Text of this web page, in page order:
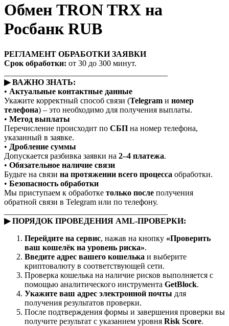
Обмен TRON TRX на
Росбанк RUB
РЕГЛАМЕНТ ОБРАБОТКИ ЗАЯВКИ
Срок обработки: от 30 до 300 минут.
▶ ВАЖНО ЗНАТЬ:
• Актуальные контактные данные
Укажите корректный способ связи (Telegram и номер
телефона) – это необходимо для получения выплаты.
• Метод выплаты
Перечисление происходит по СБП на номер телефона,
указанный в заявке.
• Дробление суммы
Допускается разбивка заявки на 2–4 платежа.
• Обязательное наличие связи
Будьте на связи на протяжении всего процесса обработки.
• Безопасность обработки
Мы приступаем к обработке только после получения
обратной связи в Telegram или по телефону.
▶ ПОРЯДОК ПРОВЕДЕНИЯ AML-ПРОВЕРКИ:
Перейдите на сервис, нажав на кнопку «Проверить
ваш кошелёк на уровень риска».
Введите адрес вашего кошелька и выберите
криптовалюту в соответствующей сети.
Проверка кошелька на наличие рисков выполняется с
помощью аналитического инструмента GetBlock.
Укажите ваш адрес электронной почты для
получения результатов проверки.
После подтверждения формы и завершения проверки вы
получите результат с указанием уровня Risk Score.